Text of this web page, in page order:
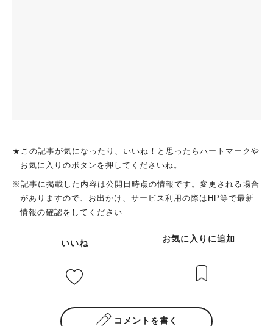
★この記事が気になったり、いいね！と思ったらハートマークや
お気に入りのボタンを押してくださいね。
※記事に掲載した内容は公開日時点の情報です。変更される場合
がありますので、お出かけ、サービス利用の際はHP等で最新
情報の確認をしてください
いいね お気に入りに追加
コメントを書く